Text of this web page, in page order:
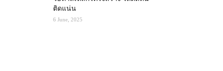
ติดแน่น
6 June, 2025